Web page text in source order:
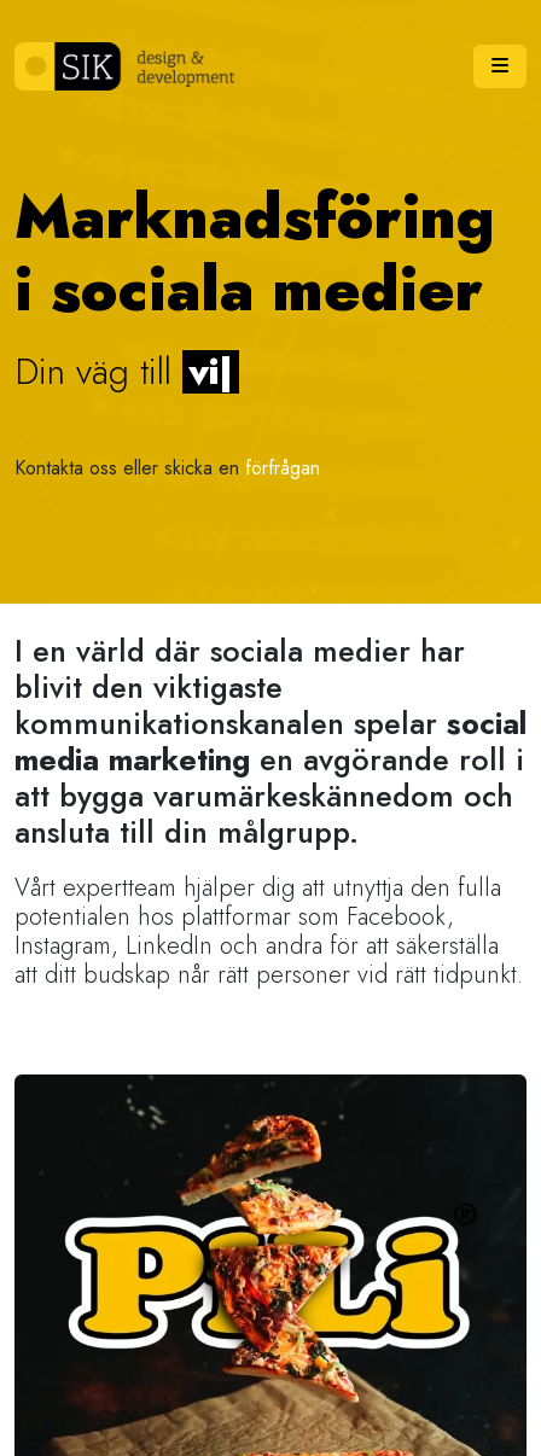
Marknadsföring
i sociala medier
Din väg till visu
Kontakta oss eller skicka en förfrågan
I en värld där sociala medier har
blivit den viktigaste
kommunikationskanalen spelar social
media marketing en avgörande roll i
att bygga varumärkeskännedom och
ansluta till din målgrupp.
Vårt expertteam hjälper dig att utnyttja den fulla
potentialen hos plattformar som Facebook,
Instagram, LinkedIn och andra för att säkerställa
att ditt budskap når rätt personer vid rätt tidpunkt.